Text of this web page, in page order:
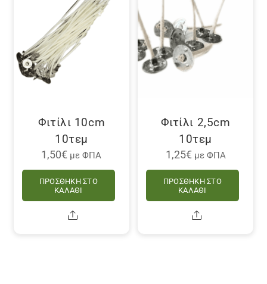
Φιτίλι 10cm
10τεμ
1,50€ με ΦΠΑ
ΠΡΟΣΘΉΚΗ ΣΤΟ
ΚΑΛΆΘΙ
Share
Φιτίλι 2,5cm
10τεμ
1,25€ με ΦΠΑ
ΠΡΟΣΘΉΚΗ ΣΤΟ
ΚΑΛΆΘΙ
Share